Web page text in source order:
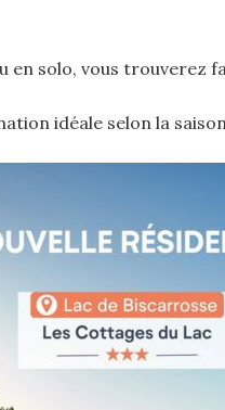
en solo, vous trouverez
idéale selon la